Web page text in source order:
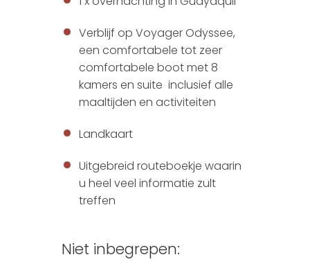
Verblijf op Voyager Odyssee,
een comfortabele tot zeer
comfortabele boot met 8
kamers en suite inclusief alle
maaltijden en activiteiten
Landkaart
Uitgebreid routeboekje waarin
u heel veel informatie zult
treffen
Niet inbegrepen: